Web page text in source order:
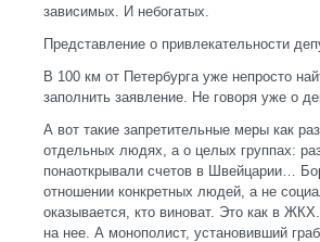
зависимых. И небогатых.
Представление о привлекательности
В 100 км от Петербурга уже непросто
заполнить заявление. Не говоря уже о
А вот такие запретительные меры как
отдельных людях, а о целых группах:
понаоткрывали счетов в Швейцарии…
отношении конкретных людей, а не
оказывается, кто виноват. Это как в
на нее. А монополист, установивший